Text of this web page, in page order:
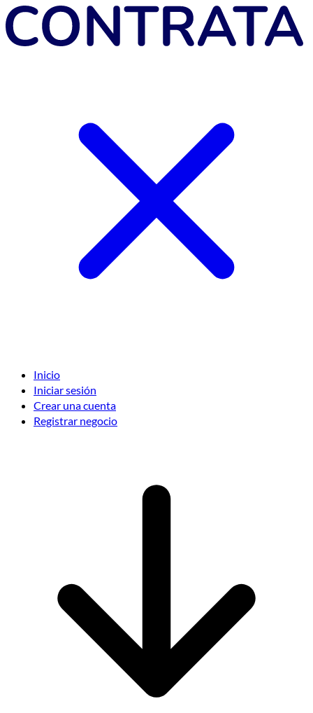
Inicio
Iniciar sesión
Crear una cuenta
Registrar negocio